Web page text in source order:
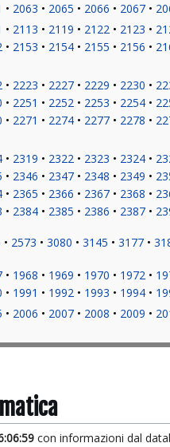
2063 2065 2066 2067
2113 2119 2122 2123
2153 2154 2155 2156
2223 2227 2229 2230
2251 2252 2253 2254
2271 2274 2277 2278
2319 2322 2323 2324
2346 2347 2348 2349
2365 2366 2367 2368
2384 2385 2386 2387
2573 3080 3145 3177
1968 1969 1970 1972
1991 1992 1993 1994
2006 2007 2008 2009
con informazioni dal